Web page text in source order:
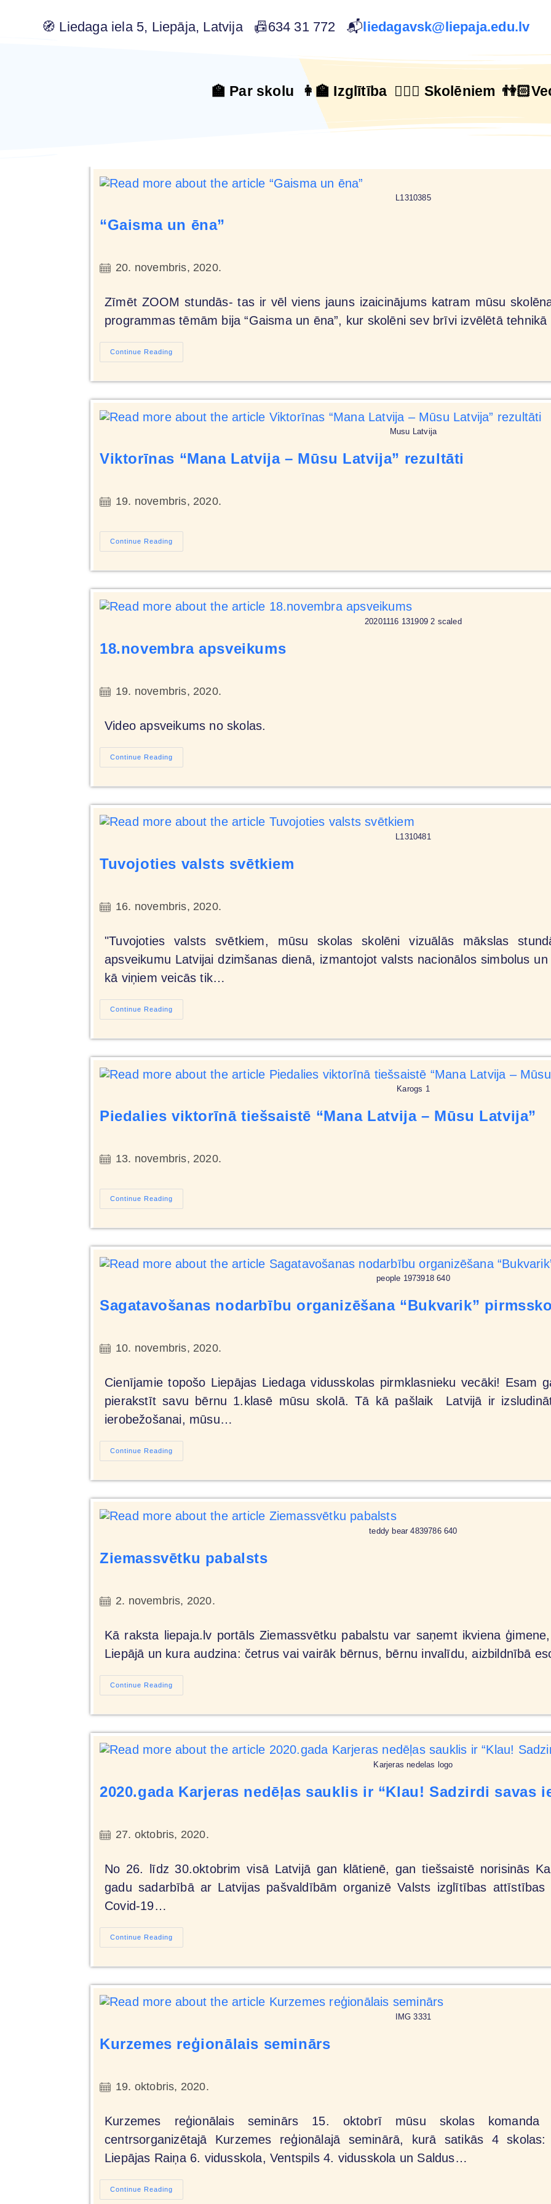
🧭 Liedaga iela 5, Liepāja, Latvija 📠634 31 772 📬 liedagavsk@liepaja.edu.lv
🏫 Par skolu 👩‍🏫 Izglītība 🙋🏻‍♂️ Skolēniem
L1310385
“Gaisma un ēna”
20. novembris, 2020.
Zīmēt ZOOM stundās- tas ir vēl viens jauns izaicinājums katram mūsu
programmas tēmām bija “Gaisma un ēna”, kur skolēni sev brīvi izvēlētā
Continue Reading
Musu Latvija
Viktorīnas “Mana Latvija – Mūsu Latvija” rezultāti
19. novembris, 2020.
Continue Reading
20201116 131909 2 scaled
18.novembra apsveikums
19. novembris, 2020.
Video apsveikums no skolas.
Continue Reading
L1310481
Tuvojoties valsts svētkiem
16. novembris, 2020.
"Tuvojoties valsts svētkiem, mūsu skolas skolēni vizuālās mākslas
apsveikumu Latvijai dzimšanas dienā, izmantojot valsts nacionālos simbolus
kā viņiem veicās tik…
Continue Reading
Karogs 1
Piedalies viktorīnā tiešsaistē “Mana Latvija – Mūsu Latvija”
13. novembris, 2020.
Continue Reading
people 1973918 640
Sagatavošanas nodarbību organizēšana “Bukvarik”
10. novembris, 2020.
Cienījamie topošo Liepājas Liedaga vidusskolas pirmklasnieku vecāki! Esam
pierakstīt savu bērnu 1.klasē mūsu skolā. Tā kā pašlaik Latvijā ir
ierobežošanai, mūsu…
Continue Reading
teddy bear 4839786 640
Ziemassvētku pabalsts
2. novembris, 2020.
Kā raksta liepaja.lv portāls Ziemassvētku pabalstu var saņemt ikviena
Liepājā un kura audzina: četrus vai vairāk bērnus, bērnu invalīdu, aizbildnībā
Continue Reading
Karjeras nedelas logo
2020.gada Karjeras nedēļas sauklis ir “Klau! Sadzirdi savas
27. oktobris, 2020.
No 26. līdz 30.oktobrim visā Latvijā gan klātienē, gan tiešsaistē norisinās
gadu sadarbībā ar Latvijas pašvaldībām organizē Valsts izglītības
Covid-19…
Continue Reading
IMG 3331
Kurzemes reģionālais seminārs
19. oktobris, 2020.
Kurzemes reģionālais seminārs 15. oktobrī mūsu skolas komanda
centrsorganizētajā Kurzemes reģionālajā seminārā, kurā satikās 4
Liepājas Raiņa 6. vidusskola, Ventspils 4. vidusskola un Saldus…
Continue Reading